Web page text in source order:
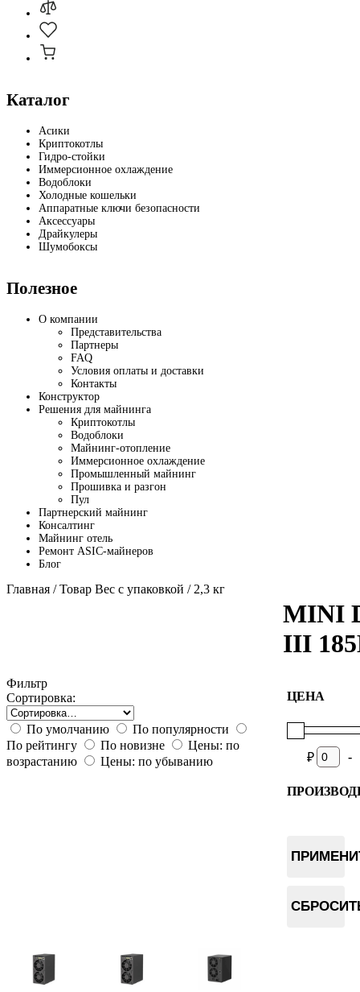
Каталог
Асики
Криптокотлы
Гидро-стойки
Иммерсионное охлаждение
Водоблоки
Холодные кошельки
Аппаратные ключи безопасности
Аксессуары
Драйкулеры
Шумобоксы
Полезное
О компании
Представительства
Партнеры
FAQ
Условия оплаты и доставки
Контакты
Конструктор
Решения для майнинга
Криптокотлы
Водоблоки
Майнинг-отопление
Иммерсионное охлаждение
Промышленный майнинг
Прошивка и разгон
Пул
Партнерский майнинг
Консалтинг
Майнинг отель
Ремонт ASIC-майнеров
Блог
Главная / Товар Вес с упаковкой / 2,3 кг
MINI
III
Фильтр
Сортировка:
По умолчанию
По популярности
По рейтингу
По новизне
Цены: по
возрастанию
Цены: по убыванию
ЦЕНА
₽ -